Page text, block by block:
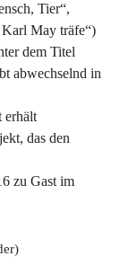
Tier“,
Karl May träfe“)
dem Titel
abwechselnd in
erhält
das den
zu Gast im